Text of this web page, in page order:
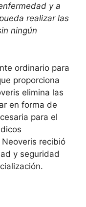
y a
realizar las
ningún
ordinario para
proporciona
elimina las
en forma de
para el
recibió
y seguridad